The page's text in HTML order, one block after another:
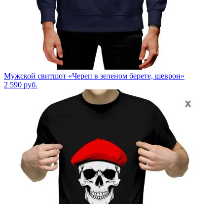
Мужской свитшот «Череп в зеленом берете, шеврон»
2 590 руб.